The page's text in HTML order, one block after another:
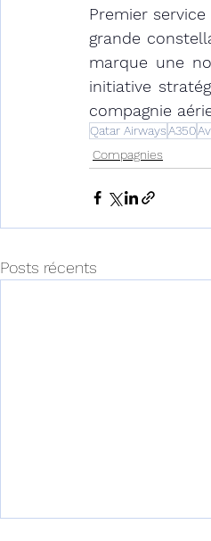
Premier
grande
marque une
initiative
compagnie
Qatar AirwaysA350
Compagnies
Posts récents